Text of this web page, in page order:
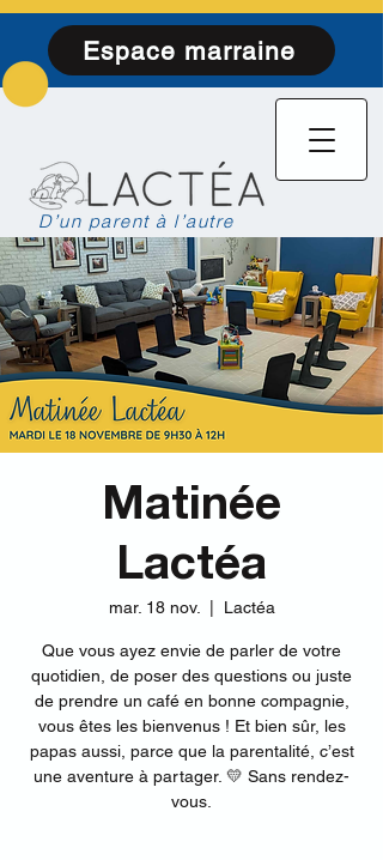
D’un parent à l’autre
Espace marraine
Matinée
Lactéa
mar. 18 nov. Lactéa
Que vous ayez envie de parler de votre
quotidien, de poser des questions ou juste
de prendre un café en bonne compagnie,
vous êtes les bienvenus ! Et bien sûr, les
papas aussi, parce que la parentalité, c’est
une aventure à partager. 💛 Sans rendez-
vous.